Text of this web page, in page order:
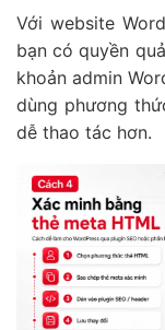
Với website
bạn có quyền
khoản admin
dùng phương
dễ thao tác hơn.